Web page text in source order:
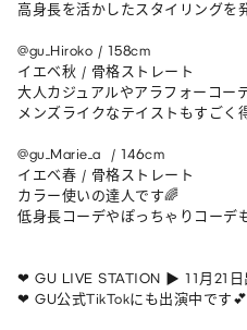
高身長を活かしたスタイリングを
@gu_Hiroko / 158cm
イエベ秋 / 骨格ストレート
大人カジュアルやアラフォーコーデ
メンズライクなテイストもすごく
@gu_Marie_a  / 146cm
イエベ春 / 骨格ストレート
カラー使いの達人です🌈
低身長コーデやぽっちゃりコーデ
❤︎ GU LIVE STATION ▶︎ 11月21日
❤︎ GU公式TikTokにも出演中です💕